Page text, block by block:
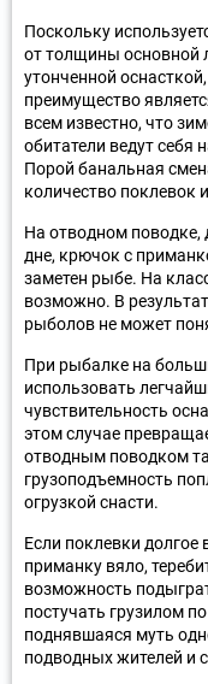
Поскольку
от толщины основной
утонченной
преимущество
всем известно, что
обитатели ведут себя
Порой банальная
количество поклевок
На отводном
дне, крючок с
заметен рыбе. На
возможно. В
рыболов не может
При рыбалке на
использовать
чувствительность
этом случае
отводным поводком
грузоподъемность
огрузкой снасти.
Если поклевки долгое
приманку вяло,
возможность
постучать грузилом
поднявшаяся муть
подводных жителей и